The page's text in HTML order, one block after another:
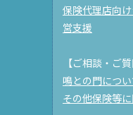
保険代理店向
営支援
【ご相談・ご質
鳴との門につい
その他保険等